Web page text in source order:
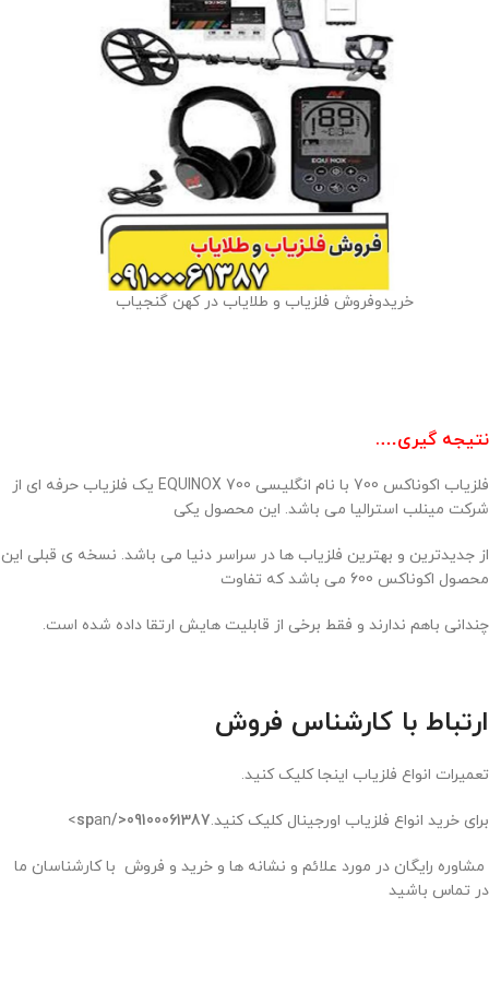
خریدوفروش فلزیاب و طلایاب در کهن گنجیاب
نتیجه گیری….
فلزیاب اکوناکس 700 با نام انگلیسی 700 EQUINOX یک فلزیاب حرفه ای از
شرکت مینلب استرالیا می باشد. این محصول یکی
از جدیدترین و بهترین فلزیاب ها در سراسر دنیا می باشد. نسخه ی قبلی این
محصول اکوناکس 600 می باشد که تفاوت
چندانی باهم ندارند و فقط برخی از قابلیت هایش ارتقا داده شده است.
ارتباط با کارشناس فروش
تعمیرات انواع فلزیاب اینجا کلیک کنید.
برای خرید انواع فلزیاب اورجینال کلیک کنید.09100061387</sp
an>
مشاوره رایگان در مورد علائم و نشانه ها و خرید و فروش با کارشناسان ما
در تماس باشید